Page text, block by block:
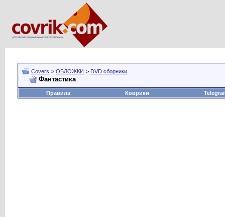
Covers > ОБЛОЖКИ > DVD сборники
Фантастика
Правила Коврики